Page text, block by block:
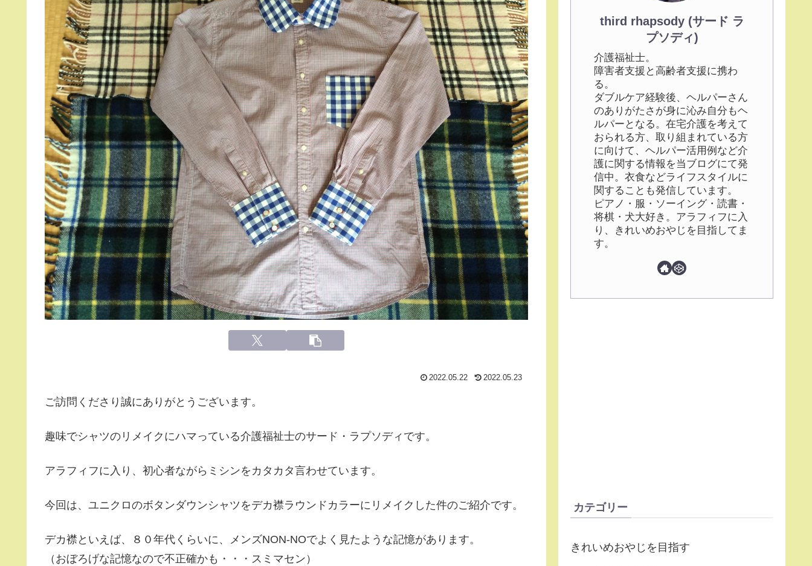
2022.05.22 2022.05.23
ご訪問くださり誠にありがとうございます。
趣味でシャツのリメイクにハマっている介護福祉士のサード・ラプソディです。
アラフィフに入り、初心者ながらミシンをカタカタ言わせています。
今回は、ユニクロのボタンダウンシャツをデカ襟ラウンドカラーにリメイクした件のご紹介です。
デカ襟といえば、８０年代くらいに、メンズNON-NOでよく見たような記憶があります。
（おぼろげな記憶なので不正確かも・・・スミマセン）
third rhapsody (サード ラ
プソディ)
介護福祉士。
障害者支援と高齢者支援に携わ
る。
ダブルケア経験後、ヘルパーさん
のありがたさが身に沁み自分もヘ
ルパーとなる。在宅介護を考えて
おられる方、取り組まれている方
に向けて、ヘルパー活用例など介
護に関する情報を当ブログにて発
信中。衣食などライフスタイルに
関することも発信しています。
ピアノ・服・ソーイング・読書・
将棋・犬大好き。アラフィフに入
り、きれいめおやじを目指してま
す。
カテゴリー
きれいめおやじを目指す